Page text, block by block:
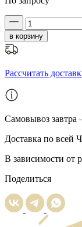
в корзину
Рассчитать
Самовывоз завтра
Доставка по всей
В зависимости от
Поделиться